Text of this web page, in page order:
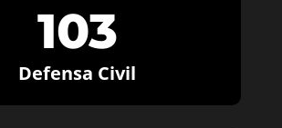
103
Defensa Civil